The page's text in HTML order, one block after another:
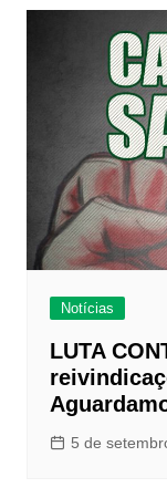
Notícias
LUTA
5 de